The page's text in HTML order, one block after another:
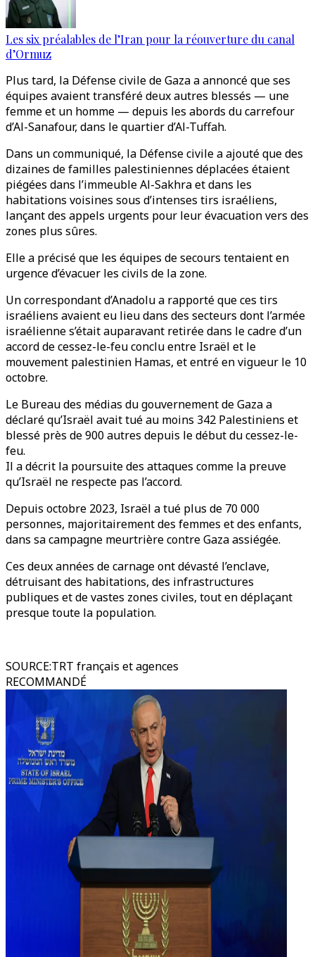
Les six préalables de l’Iran pour la réouverture du canal
d’Ormuz
Plus tard, la Défense civile de Gaza a annoncé que ses
équipes avaient transféré deux autres blessés — une
femme et un homme — depuis les abords du carrefour
d’Al-Sanafour, dans le quartier d’Al-Tuffah.
Dans un communiqué, la Défense civile a ajouté que des
dizaines de familles palestiniennes déplacées étaient
piégées dans l’immeuble Al-Sakhra et dans les
habitations voisines sous d’intenses tirs israéliens,
lançant des appels urgents pour leur évacuation vers des
zones plus sûres.
Elle a précisé que les équipes de secours tentaient en
urgence d’évacuer les civils de la zone.
Un correspondant d’Anadolu a rapporté que ces tirs
israéliens avaient eu lieu dans des secteurs dont l’armée
israélienne s’était auparavant retirée dans le cadre d’un
accord de cessez-le-feu conclu entre Israël et le
mouvement palestinien Hamas, et entré en vigueur le 10
octobre.
Le Bureau des médias du gouvernement de Gaza a
déclaré qu’Israël avait tué au moins 342 Palestiniens et
blessé près de 900 autres depuis le début du cessez-le-
feu.
Il a décrit la poursuite des attaques comme la preuve
qu’Israël ne respecte pas l’accord.
Depuis octobre 2023, Israël a tué plus de 70 000
personnes, majoritairement des femmes et des enfants,
dans sa campagne meurtrière contre Gaza assiégée.
Ces deux années de carnage ont dévasté l’enclave,
détruisant des habitations, des infrastructures
publiques et de vastes zones civiles, tout en déplaçant
presque toute la population.
SOURCE:TRT français et agences
RECOMMANDÉ